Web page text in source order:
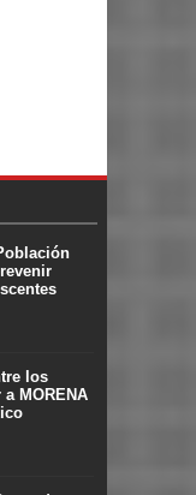
los
MORENA